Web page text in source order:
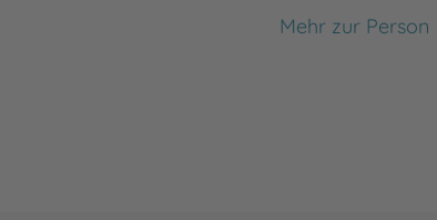
Mehr zur Person
* Maleek